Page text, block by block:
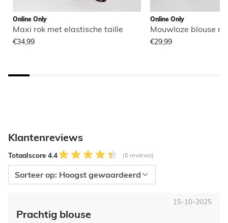
Online Only
Maxi rok met elastische taille
€34,99
Online Only
Mouwloze blouse
€29,99
Klantenreviews
Totaalscore 4.4 (5 reviews)
Prachtig blouse
15-10-2025